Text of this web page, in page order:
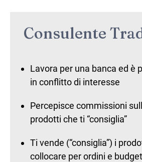
Consulente
Lavora per una banca ed è
in conflitto di interesse
Percepisce commissioni
prodotti che ti “consiglia”
Ti vende (“consiglia”) i
collocare per ordini e